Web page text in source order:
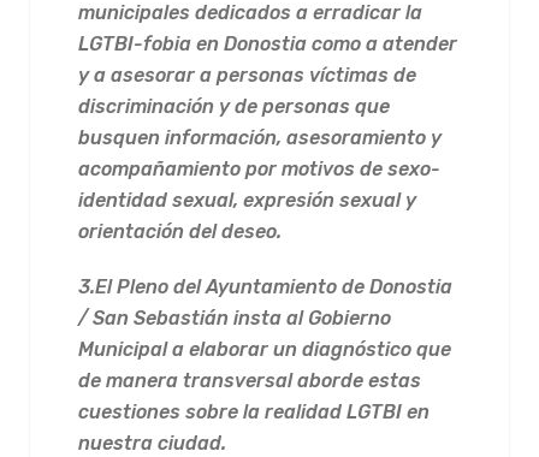
municipales dedicados a erradicar la
LGTBI-fobia en Donostia como a atender
y a asesorar a personas víctimas de
discriminación y de personas que
busquen información, asesoramiento y
acompañamiento por motivos de sexo-
identidad sexual, expresión sexual y
orientación del deseo.
3.El Pleno del Ayuntamiento de Donostia
/ San Sebastián insta al Gobierno
Municipal a elaborar un diagnóstico que
de manera transversal aborde estas
cuestiones sobre la realidad LGTBI en
nuestra ciudad.